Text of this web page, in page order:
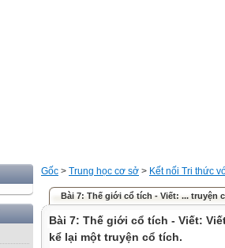
Gốc > Trung học cơ sở > Kết nối Tri thức
Bài 7: Thế giới cổ tích - Viết: ... truyện
Bài 7: Thế giới cổ tích - Viết:
kể lại một truyện cổ tích.